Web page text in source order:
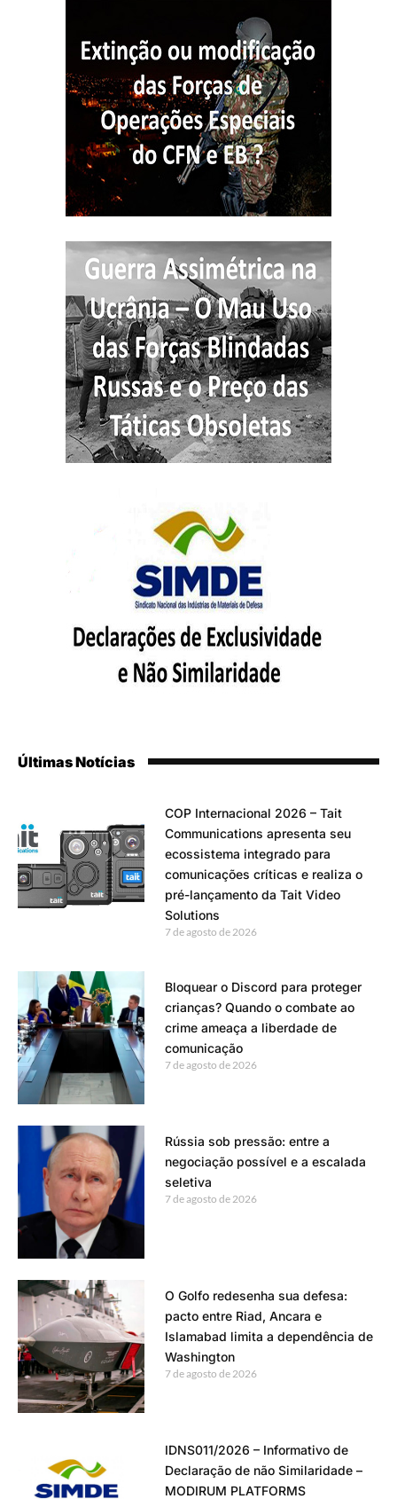
Últimas Notícias
COP Internacional 2026 – Tait
Communications apresenta seu
ecossistema integrado para
comunicações críticas e realiza o
pré-lançamento da Tait Video
Solutions
7 de agosto de 2026
Bloquear o Discord para proteger
crianças? Quando o combate ao
crime ameaça a liberdade de
comunicação
7 de agosto de 2026
Rússia sob pressão: entre a
negociação possível e a escalada
seletiva
7 de agosto de 2026
O Golfo redesenha sua defesa:
pacto entre Riad, Ancara e
Islamabad limita a dependência de
Washington
7 de agosto de 2026
IDNS011/2026 – Informativo de
Declaração de não Similaridade –
MODIRUM PLATFORMS